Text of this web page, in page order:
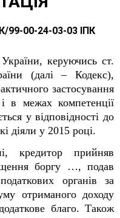
99-00-24-03-03 ІПК
керуючись ст.
(далі – Кодекс),
застосування
в межах компетенції
у відповідності до
діяли у 2015 році.
кредитор прийняв
боргу …, подав
органів за
отриманого доходу
благо. Також